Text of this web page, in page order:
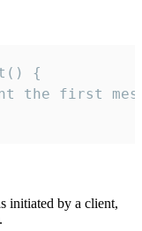
{
the first
initiated by a client,